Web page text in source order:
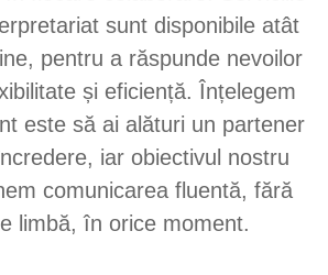
sunt disponibile atât
pentru a răspunde nevoilor
și eficiență. Înțelegem
este să ai alături un partener
iar obiectivul nostru
comunicarea fluentă, fără
limbă, în orice moment.